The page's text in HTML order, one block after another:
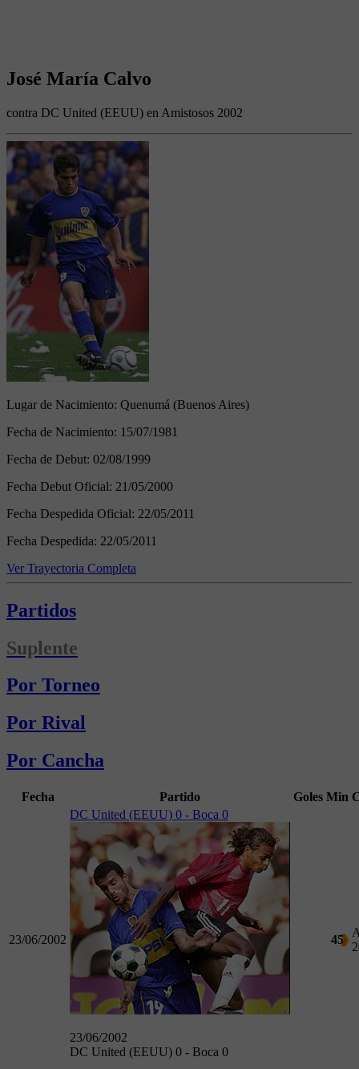
José María Calvo
contra DC United (EEUU) en Amistosos 2002
Lugar de Nacimiento: Quenumá (Buenos Aires)
Fecha de Nacimiento: 15/07/1981
Fecha de Debut: 02/08/1999
Fecha Debut Oficial: 21/05/2000
Fecha Despedida Oficial: 22/05/2011
Fecha Despedida: 22/05/2011
Ver Trayectoria Completa
Partidos
Suplente
Por Torneo
Por Rival
Por Cancha
Fecha Partido Goles Min
23/06/2002
DC United (EEUU) 0 - Boca 0
23/06/2002
DC United (EEUU) 0 - Boca 0
45